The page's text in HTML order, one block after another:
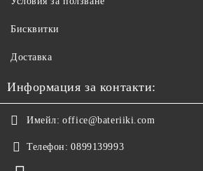
Бисквитки
Доставка
Информация за контакти:
Имейл: office@bateriiki.com
Телефон: 0899139993